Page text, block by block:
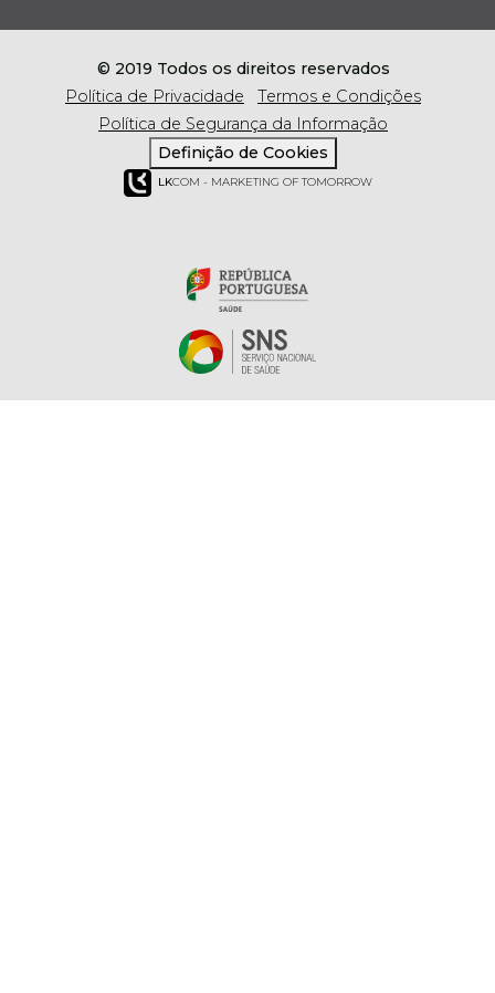
© 2019 Todos os direitos reservados
Política de Privacidade
Termos e Condições
Política de Segurança da Informação
Definição de Cookies
LKCOM - MARKETING OF TOMORROW